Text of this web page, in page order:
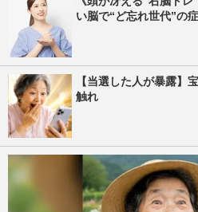
い脳で“ど忘れ世代”の
【当選した人が暴露】
触れ